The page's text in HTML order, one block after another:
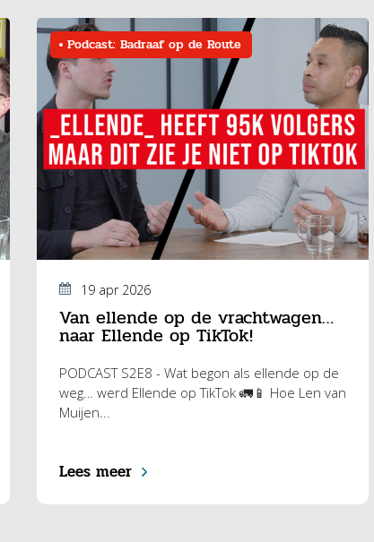
Podcast: Badraaf op de Route
19 apr 2026
Van ellende op de vrachtwagen…
naar Ellende op TikTok!
PODCAST S2E8 - Wat begon als ellende op de
weg… werd Ellende op TikTok 🚛📱 Hoe Len van
Muijen...
Lees meer